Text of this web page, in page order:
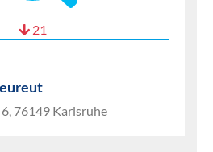
21
76149 Karlsruhe